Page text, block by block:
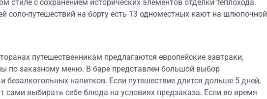
стиле с сохранением исторических элементов отделки теплохода.
соло-путешествий на борту есть 13 одноместных кают на шлюпочной
путешественникам предлагаются европейские завтраки,
по заказному меню. В баре представлен большой выбор
безалкогольных напитков. Если путешествие длится дольше 5 дней,
сами выбирать себе блюда на условиях предзаказа. Если во время